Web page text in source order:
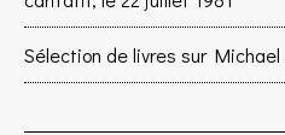
Sélection de livres sur Michael